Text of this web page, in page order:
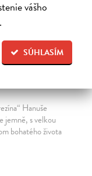
vášho
SÚHLASÍM
Hanuše
s velkou
bohatého života